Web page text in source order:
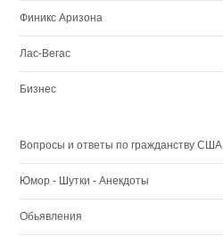
Финикс Аризона
Лас-Вегас
Бизнес
Вопросы и ответы по гражданству США
Юмор - Шутки - Анекдоты
Обьявления